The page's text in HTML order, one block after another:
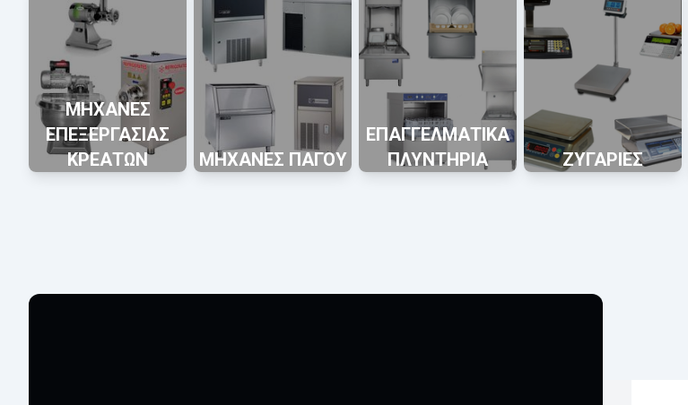
ΜΗΧΑΝΕΣ
ΕΠΕΞΕΡΓΑΣΙΑΣ
ΚΡΕΑΤΩΝ
ΜΗΧΑΝΕΣ ΠΑΓΟΥ
ΕΠΑΓΓΕΛΜΑΤΙΚΑ
ΠΛΥΝΤΗΡΙΑ
ΖΥΓΑΡΙΕΣ